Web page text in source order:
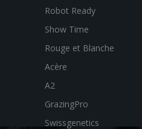
Robot Ready
Show Time
Rouge et Blanche
Acère
A2
GrazingPro
Swissgenetics